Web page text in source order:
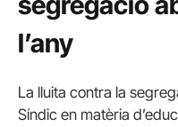
l’any
La lluita contra la
Síndic en matèria